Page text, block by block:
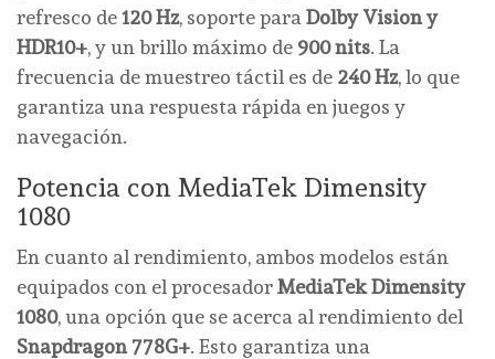
refresco de120 Hz, soporte para Dolby Vision y
HDR10+, y un brillo máximo de 900 nits. La
frecuencia de muestreo táctil es de 240 Hz, lo que
garantiza una respuesta rápida en juegos y
navegación.
Potencia con MediaTek Dimensity
1080
En cuanto al rendimiento, ambos modelos están
equipados con el procesadorMediaTek Dimensity
1080, una opción que se acerca al rendimiento del
Snapdragon 778G+. Esto garantiza una